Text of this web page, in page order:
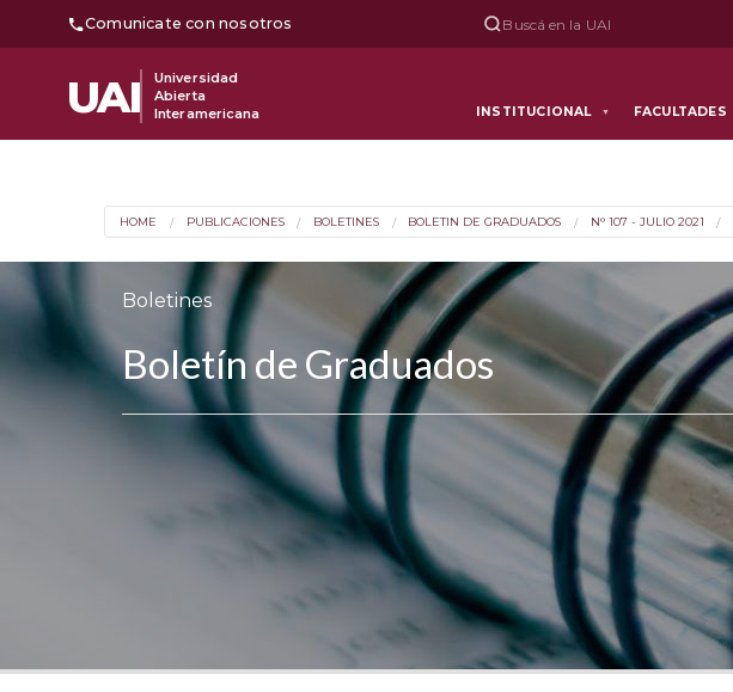
Comunicate con nosotros Buscá en la UAI
UAI
Universidad
Abierta
Interamericana
INSTITUCIONAL ▼ FACULTADES
HOME PUBLICACIONES BOLETINES BOLETIN DE GRADUADOS N° 107 - JULIO 2021
Boletines
Boletín de Graduados